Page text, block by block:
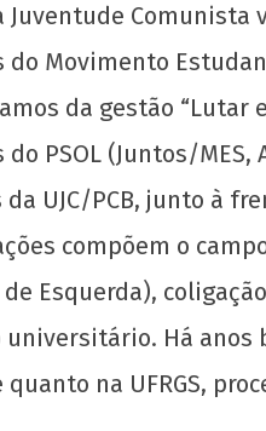
e as
para o 72º
8 de
de
Juventude
Movimento
da gestão “Lutar
PSOL (Juntos/
UJC/PCB, junto à
compõem o
Esquerda),
Há
na UFRGS,